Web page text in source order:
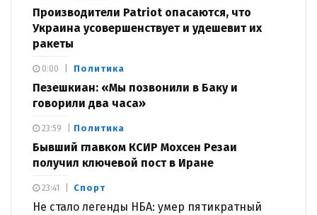
Производители Patriot опасаются, что
Украина усовершенствует и удешевит их
ракеты
Политика
Пезешкиан: «Мы позвонили в Баку и
говорили два часа»
0:00
Политика
Бывший главком КСИР Мохсен Резаи
получил ключевой пост в Иране
23:59
Спорт
Не стало легенды НБА: умер пятикратный
23:41